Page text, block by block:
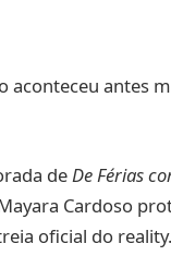
aconteceu antes
deDe Férias
Cardoso
oficial do reality.